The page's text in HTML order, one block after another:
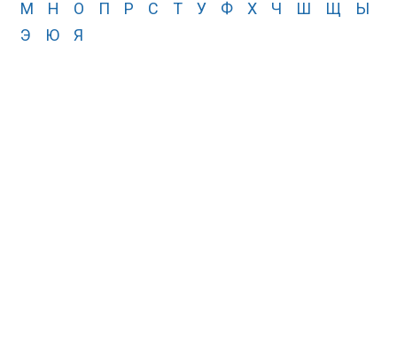
М
Н О П Р С Т У Ф Х Ч Ш Щ
Ы
Э
Ю Я